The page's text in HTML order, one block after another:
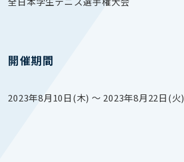
開催期間
2023年8月10日(木) 〜 2023年8月22日(火)